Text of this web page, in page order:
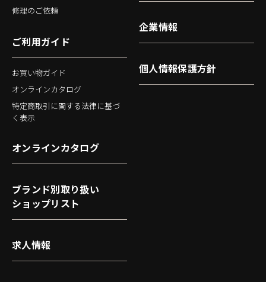
修理のご依頼
ご利用ガイド
お買い物ガイド
オンラインカタログ
特定商取引に関する法律に基づ
く表示
企業情報
個人情報保護方針
オンラインカタログ
ブランド別取り扱い
ショップリスト
求人情報